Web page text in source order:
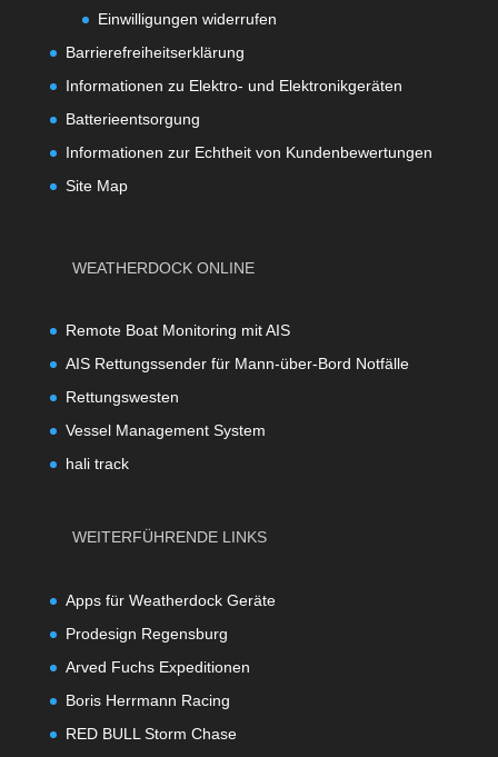
Einwilligungen widerrufen
Barrierefreiheitserklärung
Informationen zu Elektro- und Elektronikgeräten
Batterieentsorgung
Informationen zur Echtheit von Kundenbewertungen
Site Map
WEATHERDOCK ONLINE
Remote Boat Monitoring mit AIS
AIS Rettungssender für Mann-über-Bord Notfälle
Rettungswesten
Vessel Management System
hali track
WEITERFÜHRENDE LINKS
Apps für Weatherdock Geräte
Prodesign Regensburg
Arved Fuchs Expeditionen
Boris Herrmann Racing
RED BULL Storm Chase